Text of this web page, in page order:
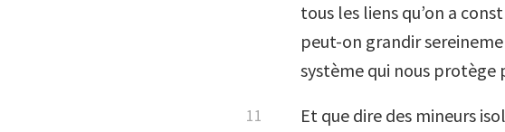
tous les liens qu’on a
peut-on grandir
système qui nous
Et que dire des mineurs